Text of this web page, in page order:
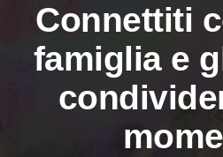
Connettiti
famiglia e